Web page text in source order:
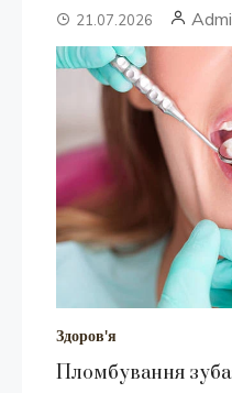
21.07.2026
Здоров'я
Пломбування